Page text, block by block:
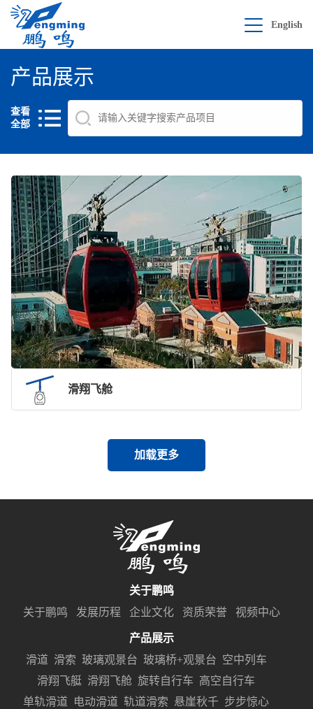
English
产品展示
查看
全部
滑翔飞舱
加载更多
关于鹏鸣
关于鹏鸣
发展历程 企业文化 资质荣誉 视频中心
产品展示
滑道 滑索 玻璃观景台 玻璃桥+观景台 空中列车
滑翔飞艇 滑翔飞舱 旋转自行车 高空自行车
单轨滑道
电动滑道 轨道滑索 悬崖秋千 步步惊心